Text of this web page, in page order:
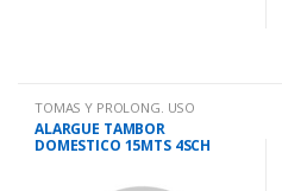
TOMAS Y PROLONG. USO
DOMESTICO
ALARGUE TAMBOR
DOMESTICO 15MTS 4SCH